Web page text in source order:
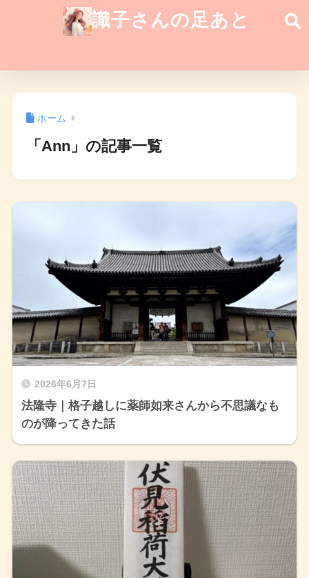
識子さんの足あと
ホーム
「Ann」の記事一覧
2026年6月7日
法隆寺｜格子越しに薬師如来さんから不思議なも
のが降ってきた話